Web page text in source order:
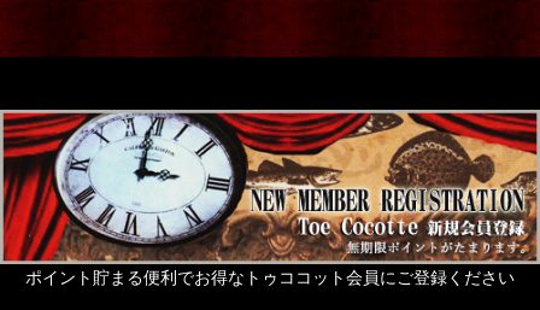
ポイント貯まる便利でお得なトゥココット会員にご登録ください